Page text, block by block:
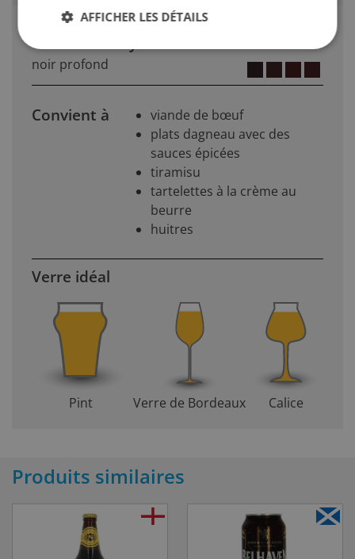
Couleur du style de bière
noir profond
Convient à
viande de bœuf
plats dagneau avec des
sauces épicées
tiramisu
tartelettes à la crème au
beurre
huitres
Verre idéal
Pint Verre de Bordeaux Calice
Produits similaires
AFFICHER LES DÉTAILS